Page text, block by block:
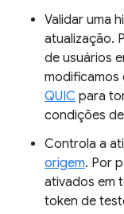
Validar uma
atualização.
de usuários
modificamos
QUIC para
condições
Controla a
origem. Por
ativados em
token de